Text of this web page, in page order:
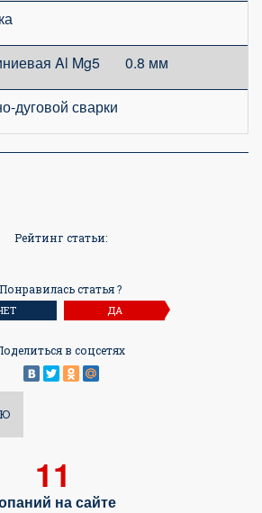
Al Mg5 0.8 мм
дуговой сварки
Рейтинг статьи:
Понравилась статья ?
ДА
в соцсетях
11
на сайте